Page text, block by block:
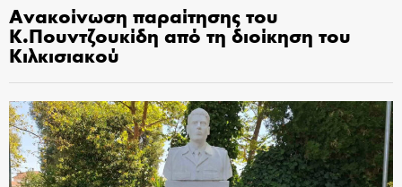
Ανακοίνωση παραίτησης του
Κ.Πουντζουκίδη από τη διοίκηση του
Κιλκισιακού